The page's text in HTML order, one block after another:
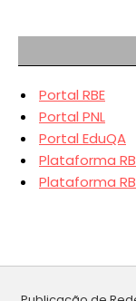
Portal RBE
Portal PNL
Portal EduQA
Plataforma
Plataforma